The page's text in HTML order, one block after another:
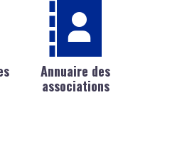
Annuaire des
associations